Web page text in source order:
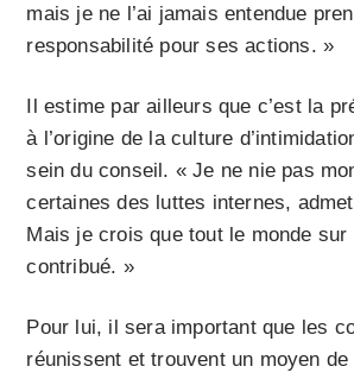
mais je ne l’ai jamais entendue
responsabilité pour ses actions. »
Il estime par ailleurs que c’est la
à l’origine de la culture
sein du conseil. « Je ne nie pas
certaines des luttes internes,
Mais je crois que tout le monde
contribué. »
Pour lui, il sera important que les
réunissent et trouvent un moyen